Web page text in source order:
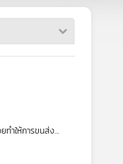
ทำให้การขนส่ง